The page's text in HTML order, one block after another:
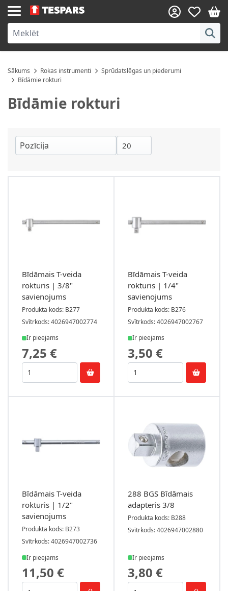
Skip to Content
Sākums Rokas instrumenti
Sprūdatslēgas un piederumi
Bīdāmie rokturi
Bīdāmie rokturi
Bīdāmais T-veida
rokturis | 3/8"
savienojums
Produkta kods: B277
Svītrkods: 4026947002774
Ir pieejams
7,25 €
Bīdāmais T-veida
rokturis | 1/4"
savienojums
Produkta kods: B276
Svītrkods: 4026947002767
Ir pieejams
3,50 €
Bīdāmais T-veida
rokturis | 1/2"
savienojums
Produkta kods: B273
Svītrkods: 4026947002736
Ir pieejams
11,50 €
288 BGS Bīdāmais
adapteris 3/8
Produkta kods: B288
Svītrkods: 4026947002880
Ir pieejams
3,80 €